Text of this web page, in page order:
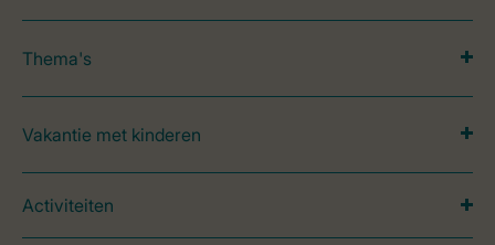
Thema's
Vakantie met kinderen
Activiteiten